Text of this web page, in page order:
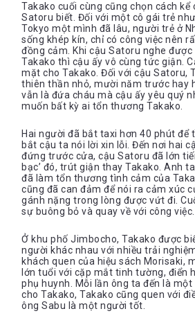
Takako cuối cùng cũng chọn cách kể
Satoru biết. Đối với một cô gái trẻ
Tokyo một mình đã lâu, người trẻ ở
sống khép kín, chỉ có công việc nên
đồng cảm. Khi cậu Satoru nghe được
Takako thì cậu ấy vô cùng tức giận.
mặt cho Takako. Đối với cậu Satoru,
thiên thần nhỏ, mười năm trước hay
vẫn là đứa cháu mà cậu ấy yêu quý
muốn bất kỳ ai tổn thương Takako.
Hai người đã bắt taxi hơn 40 phút để
bắt cậu ta nói lời xin lỗi. Đến nơi hai
đứng trước cửa, cậu Satoru đã lớn
bạc’ đó, trút giận thay Takako. Anh
đã làm tổn thương tình cảm của
cũng đã can đảm để nói ra cảm xúc
gánh nặng trong lòng được vứt đi.
sự buông bỏ và quay về với công việc.
Ở khu phố Jimbocho, Takako được
người khác nhau với nhiều trải
khách quen của hiệu sách Morisaki,
lớn tuổi với cặp mắt tinh tường, điển
phụ huynh. Mỗi lần ông ta đến là một
cho Takako, Takako cũng quen với
ông Sabu là một người tốt.